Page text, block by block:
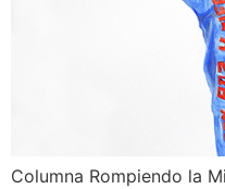
Columna Rompiendo la